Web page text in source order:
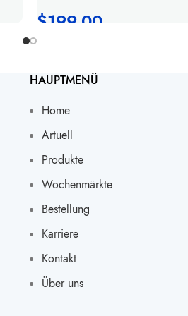
$199.00
HAUPTMENÜ
Home
Artuell
Produkte
Wochenmärkte
Bestellung
Karriere
Kontakt
Über uns